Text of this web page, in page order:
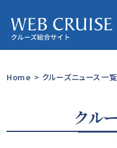
Home > クルーズニュース一覧
クル